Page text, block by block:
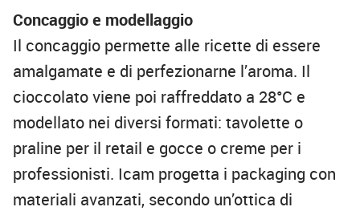
Concaggio e modellaggio
Il concaggio permette alle ricette di essere
amalgamate e di perfezionarne l’aroma. Il
cioccolato viene poi raffreddato a 28°C e
modellato nei diversi formati: tavolette o
praline per il retail e gocce o creme per i
professionisti. Icam progetta i packaging con
materiali avanzati, secondo un’ottica di